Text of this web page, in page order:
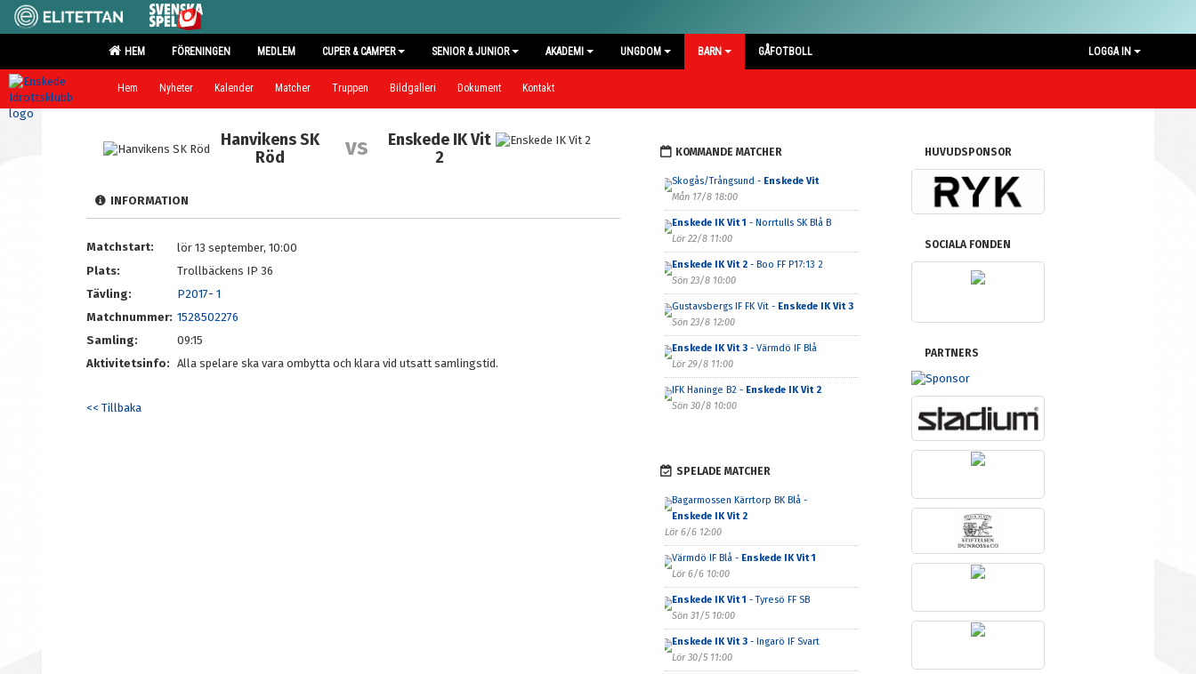
HEM FÖRENINGEN MEDLEM CUPER & CAMPER SENIOR & JUNIOR AKADEMI UNGDOM BARN GÅFOTBOLL LOGGA IN
Hem Nyheter Kalender Matcher Truppen Bildgalleri Dokument Kontakt
Hanvikens SK
Röd
vs
Enskede IK Vit
2
INFORMATION
Matchstart:
lör 13 september, 10:00
Plats:
Trollbäckens IP 36
Tävling:
P2017- 1
Matchnummer: 1528502276
Samling:
09:15
Aktivitetsinfo: Alla spelare ska vara ombytta och klara vid utsatt samlingstid.
<< Tillbaka
KOMMANDE MATCHER
Skogås/Trångsund - Enskede Vit
Mån 17/8 18:00
Enskede IK Vit 1 - Norrtulls SK Blå B
Lör 22/8 11:00
Enskede IK Vit 2- Boo FF P17:13 2
Sön 23/8 10:00
Gustavsbergs IF FK Vit - Enskede IK Vit 3
Sön 23/8 12:00
Enskede IK Vit 3- Värmdö IF Blå
Lör 29/8 11:00
IFK Haninge B2 - Enskede IK Vit 2
Sön 30/8 10:00
SPELADE MATCHER
Bagarmossen Kärrtorp BK Blå -
Enskede IK Vit 2
Lör 6/6 12:00
Värmdö IF Blå - Enskede IK Vit 1
Lör 6/6 10:00
Enskede IK Vit 1 - Tyresö FF SB
Sön 31/5 10:00
Enskede IK Vit 3- Ingarö IF Svart
Lör 30/5 11:00
HUVUDSPONSOR
SOCIALA FONDEN
PARTNERS